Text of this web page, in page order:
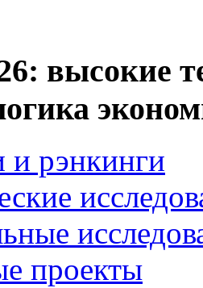
высокие
и рэнкинги
проекты